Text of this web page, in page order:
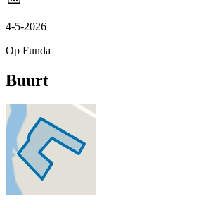
4-5-2026
Op Funda
Buurt